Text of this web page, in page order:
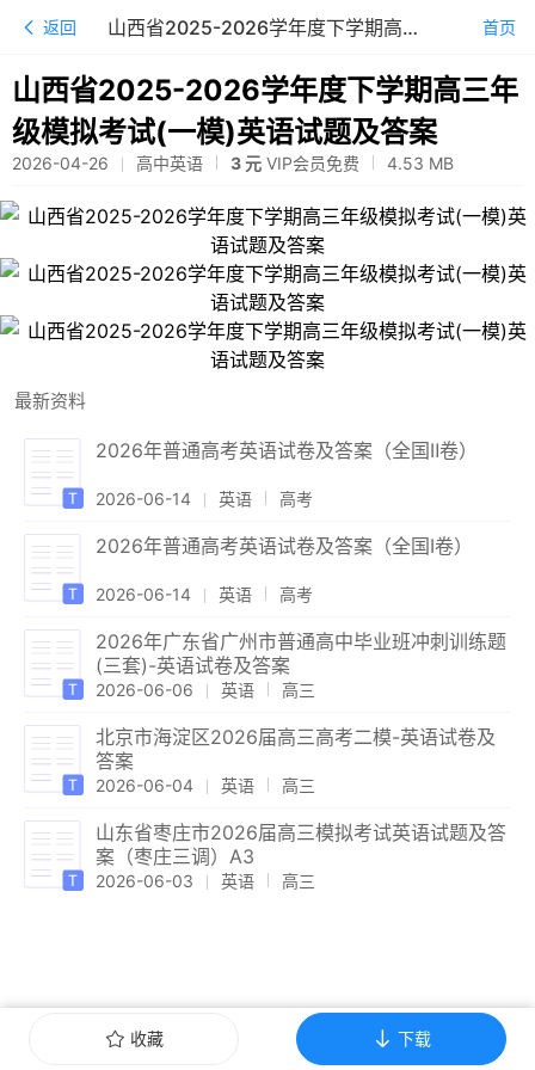
返回 山西省2025-2026学年度下学期高三年级模拟考试(一模)英语试题及答案 首页
山西省2025-2026学年度下学期高三年
级模拟考试(一模)英语试题及答案
2026-04-26 高中英语 3 元 VIP会员免费 4.53 MB
最新资料
2026年普通高考英语试卷及答案（全国Ⅱ卷）
2026-06-14 英语 高考
2026年普通高考英语试卷及答案（全国Ⅰ卷）
2026-06-14 英语 高考
2026年广东省广州市普通高中毕业班冲刺训练题
(三套)-英语试卷及答案
2026-06-06 英语 高三
北京市海淀区2026届高三高考二模-英语试卷及
答案
2026-06-04 英语 高三
山东省枣庄市2026届高三模拟考试英语试题及答
案（枣庄三调）A3
2026-06-03 英语 高三
收藏 下载